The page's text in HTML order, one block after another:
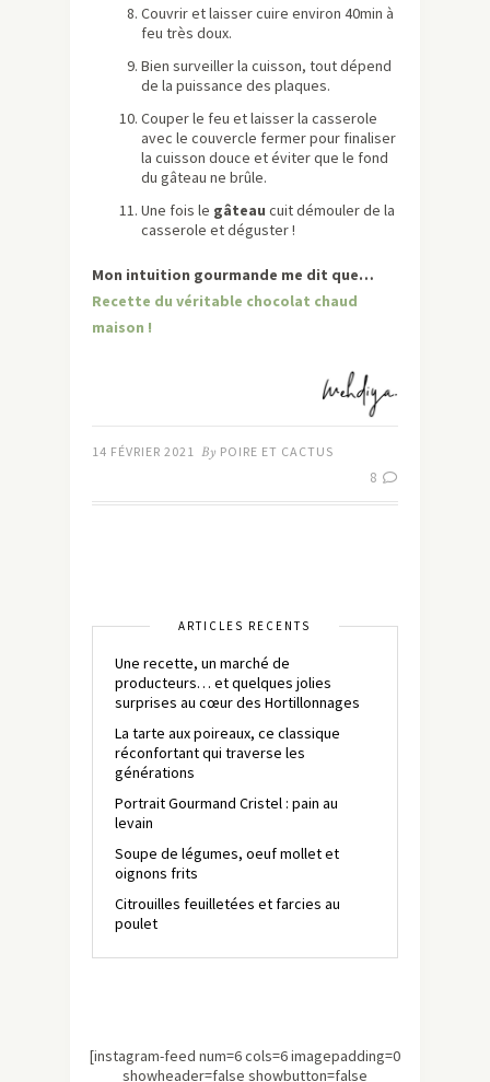
Couvrir et laisser cuire environ 40min à
feu très doux.
Bien surveiller la cuisson, tout dépend
de la puissance des plaques.
Couper le feu et laisser la casserole
avec le couvercle fermer pour finaliser
la cuisson douce et éviter que le fond
du gâteau ne brûle.
Une fois le gâteau cuit démouler de la
casserole et déguster !
Mon intuition gourmande me dit que…
Recette du véritable chocolat chaud
maison !
14 FÉVRIER 2021 By POIRE ET CACTUS
8
ARTICLES RÉCENTS
Une recette, un marché de
producteurs… et quelques jolies
surprises au cœur des Hortillonnages
La tarte aux poireaux, ce classique
réconfortant qui traverse les
générations
Portrait Gourmand Cristel : pain au
levain
Soupe de légumes, oeuf mollet et
oignons frits
Citrouilles feuilletées et farcies au
poulet
[instagram-feed num=6 cols=6 imagepadding=0
showheader=false showbutton=false